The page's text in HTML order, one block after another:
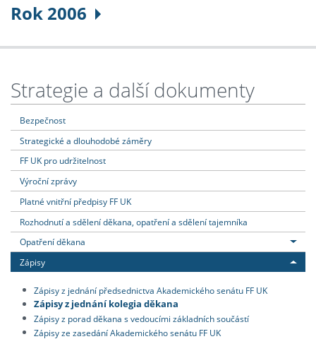
Rok 2006
Strategie a další dokumenty
Bezpečnost
Strategické a dlouhodobé záměry
FF UK pro udržitelnost
Výroční zprávy
Platné vnitřní předpisy FF UK
Rozhodnutí a sdělení děkana, opatření a sdělení tajemníka
Opatření děkana
Zápisy
Zápisy z jednání předsednictva Akademického senátu FF UK
Zápisy z jednání kolegia děkana
Zápisy z porad děkana s vedoucími základních součástí
Zápisy ze zasedání Akademického senátu FF UK